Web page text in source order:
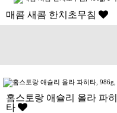
매콤 새콤 한치초무침
홈스토랑 애슐리 올라 파히
타